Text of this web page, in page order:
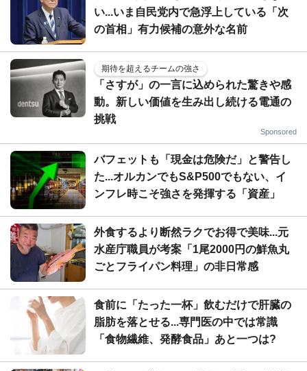
い...いま自民党内で急浮上している「次
の首相」有力候補の意外な名前
期待を超えるチームの強さ
「さすが」の一言に込められた驚きや感
動。新しい価値を生み出し続ける電通の
挑戦
Sponsored
バフェットも「現金は危険だ」と警告し
た...オルカンでもS&P500でもない、イ
ンフレ時こそ強さを発揮する「資産」
外食するより断然ラクでお得で美味...元
水産庁職員が考案「1尾2000円の鮮魚丸
ごとフライパン料理」の非日常感
食前に「たった一杯」飲むだけで肝臓の
脂肪を落とせる...専門医の中では常識
「食物繊維、発酵食品」あと一つは?